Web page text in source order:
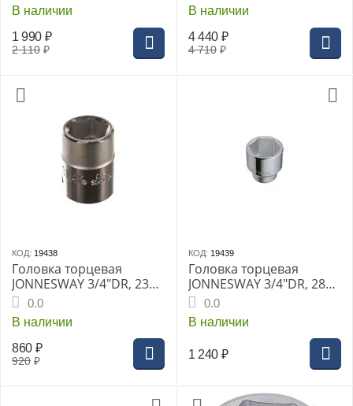
В наличии
2 110 ₽
1 990 ₽
В наличии
4 710 ₽
4 440 ₽
КОД: 19438
Головка торцевая
JONNESWAY 3/4"DR, 23
мм0.0
В наличии
920 ₽
860 ₽
КОД: 19439
Головка торцевая
JONNESWAY 3/4"DR, 28
мм0.0
В наличии
1 240 ₽